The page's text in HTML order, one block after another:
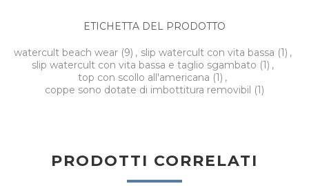
ETICHETTA DEL PRODOTTO
watercult beach wear (9) , slip watercult con vita bassa (1) ,
slip watercult con vita bassa e taglio sgambato (1) ,
top con scollo all'americana (1) ,
coppe sono dotate di imbottitura removibil (1)
PRODOTTI CORRELATI